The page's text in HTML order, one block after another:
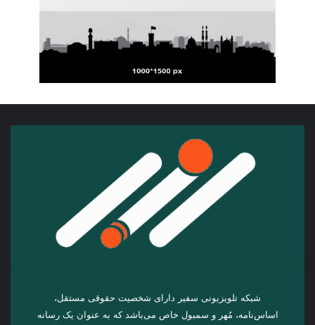
شبکه تلویزیونی سفیر دارای شخصیت حقوقی مستقل،
اساس‌نامه، مُهر و سمبول خاص می‌باشد که به عنوان یک رسانه